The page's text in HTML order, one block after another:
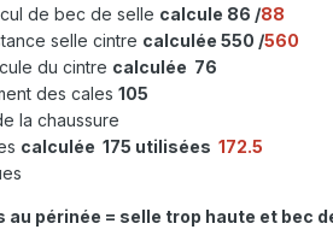
de bec de selle calcule 86 /88
selle cintre calculée 550 /560
du cintre calculée 76
des cales 105
la chaussure
calculée 175 utilisées 172.5
au périnée = selle trop haute et bec